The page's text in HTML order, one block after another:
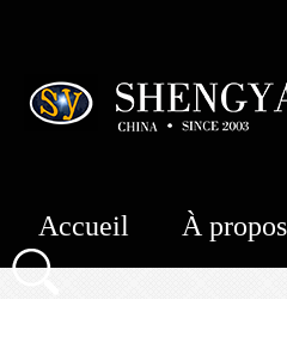
Accueil À